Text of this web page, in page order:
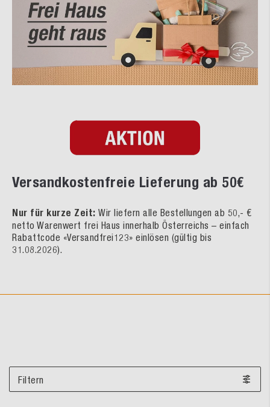
Versandkostenfreie Lieferung ab 50€
Nur für kurze Zeit: Wir liefern alle Bestellungen ab 50,- €
netto Warenwert frei Haus innerhalb Österreichs – einfach
Rabattcode «Versandfrei123» einlösen (gültig bis
31.08.2026).
Filtern